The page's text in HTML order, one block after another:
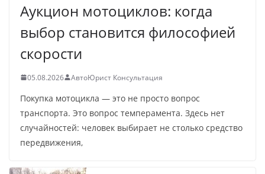
Аукцион мотоциклов: когда
выбор становится философией
скорости
05.08.2026 АвтоЮрист Консультация
Покупка мотоцикла — это не просто вопрос
транспорта. Это вопрос темперамента. Здесь нет
случайностей: человек выбирает не столько средство
передвижения,